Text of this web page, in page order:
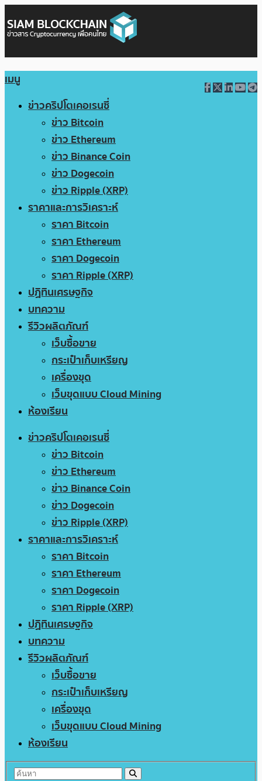
เมนู
ข่าวคริปโตเคอเรนซี่
ข่าว Bitcoin
ข่าว Ethereum
ข่าว Binance Coin
ข่าว Dogecoin
ข่าว Ripple (XRP)
ราคาและการวิเคราะห์
ราคา Bitcoin
ราคา Ethereum
ราคา Dogecoin
ราคา Ripple (XRP)
ปฏิทินเศรษฐกิจ
บทความ
รีวิวผลิตภัณฑ์
เว็บซื้อขาย
กระเป๋าเก็บเหรียญ
เครื่องขุด
เว็บขุดแบบ Cloud Mining
ห้องเรียน
ข่าวคริปโตเคอเรนซี่
ข่าว Bitcoin
ข่าว Ethereum
ข่าว Binance Coin
ข่าว Dogecoin
ข่าว Ripple (XRP)
ราคาและการวิเคราะห์
ราคา Bitcoin
ราคา Ethereum
ราคา Dogecoin
ราคา Ripple (XRP)
ปฏิทินเศรษฐกิจ
บทความ
รีวิวผลิตภัณฑ์
เว็บซื้อขาย
กระเป๋าเก็บเหรียญ
เครื่องขุด
เว็บขุดแบบ Cloud Mining
ห้องเรียน